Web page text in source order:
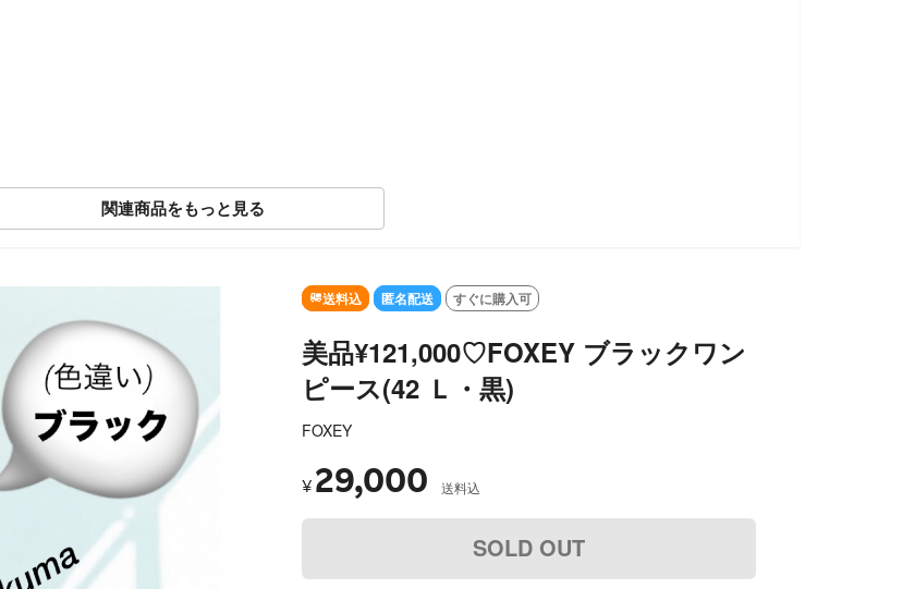
関連商品をもっと見る
SOLD OUT
送料込 匿名配送 すぐに購入可
美品¥121,000♡FOXEY ブラックワン
ピース(42 Ｌ・黒)
FOXEY
¥ 29,000 送料込
SOLD OUT